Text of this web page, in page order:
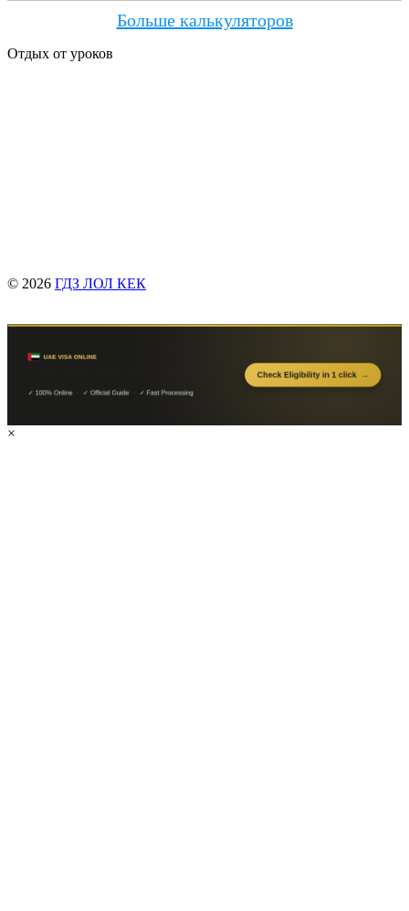
Больше калькуляторов
Отдых от уроков
© 2026 ГДЗ ЛОЛ КЕК
×